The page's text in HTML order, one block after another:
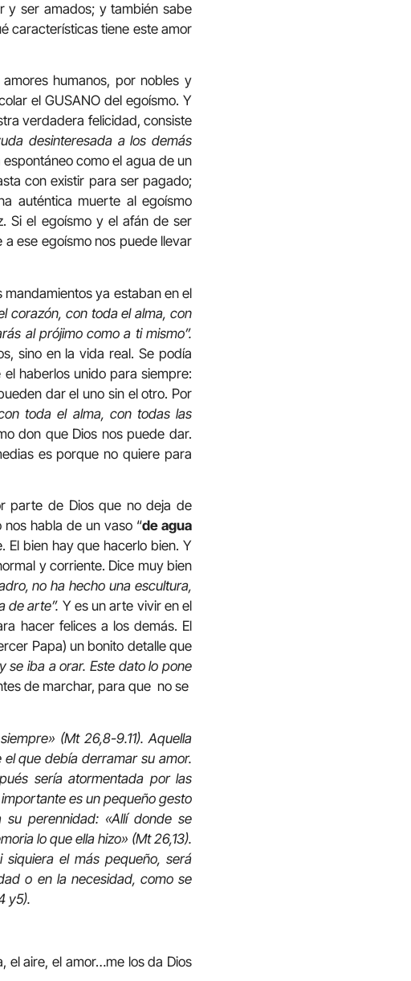
y ser amados; y también sabe
características tiene este amor
humanos, por nobles y
el GUSANO del egoísmo. Y
verdadera felicidad, consiste
desinteresada a los demás
como el agua de un
con existir para ser pagado;
auténtica muerte al egoísmo
Si el egoísmo y el afán de ser
ese egoísmo nos puede llevar
mandamientos ya estaban en el
corazón, con toda el alma, con
al prójimo como a ti mismo”.
sino en la vida real. Se podía
haberlos unido para siempre:
dar el uno sin el otro. Por
toda el alma, con todas las
don que Dios nos puede dar.
es porque no quiere para
parte de Dios que no deja de
habla de un vaso “de agua
El bien hay que hacerlo bien. Y
y corriente. Dice muy bien
no ha hecho una escultura,
de arte”. Y es un arte vivir en el
hacer felices a los demás. El
Papa) un bonito detalle que
se iba a orar. Este dato lo pone
de marchar, para que no se
(Mt 26,8-9.11). Aquella
que debía derramar su amor.
sería atormentada por las
es un pequeño gesto
perennidad: «Allí donde se
lo que ella hizo» (Mt 26,13).
el más pequeño, será
o en la necesidad, como se
y5).
el aire, el amor…me los da Dios